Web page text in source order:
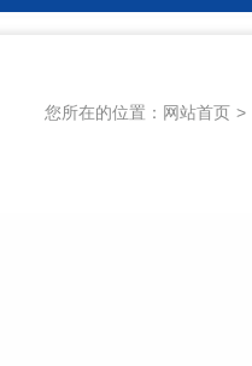
您所在的位置： 网站首页 >